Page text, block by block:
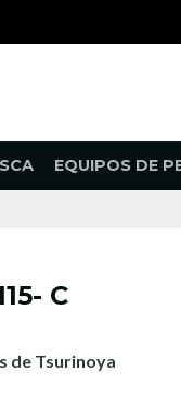
EQUIPOS DE
C
de Tsurinoya